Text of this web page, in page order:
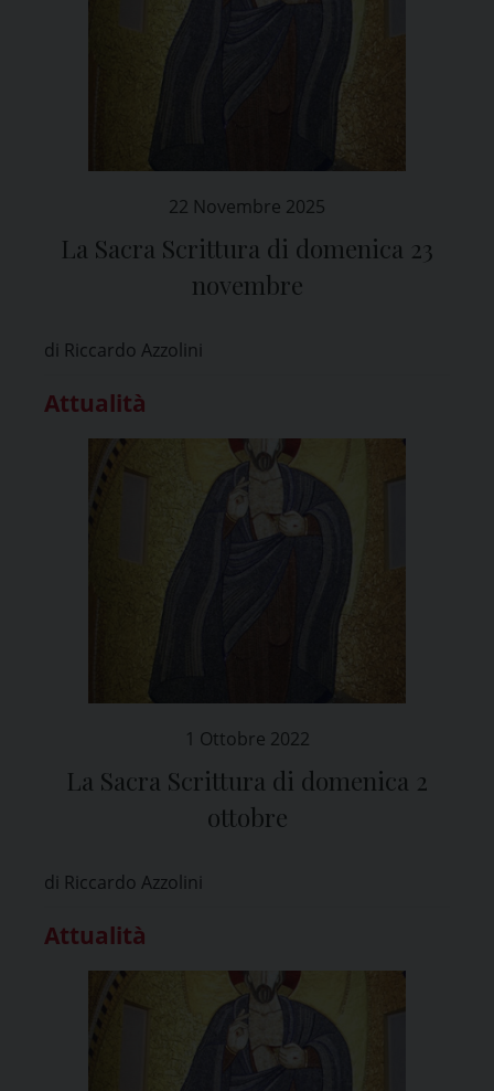
22 Novembre 2025
La Sacra Scrittura di domenica 23
novembre
di Riccardo Azzolini
Attualità
1 Ottobre 2022
La Sacra Scrittura di domenica 2
ottobre
di Riccardo Azzolini
Attualità